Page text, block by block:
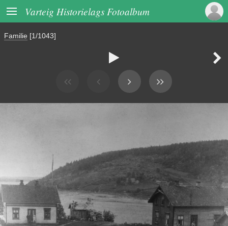
 Varteig Historielags Fotoalbum
Familie [1/1043]
 